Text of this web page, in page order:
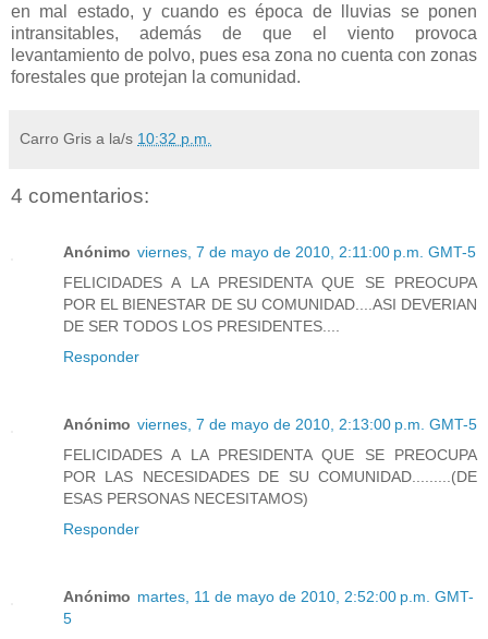
en mal estado, y cuando es época de lluvias se ponen
intransitables, además de que el viento provoca
levantamiento de polvo, pues esa zona no cuenta con zonas
forestales que protejan la comunidad.
Carro Gris a la/s 10:32 p.m.
4 comentarios:
Anónimo viernes, 7 de mayo de 2010, 2:11:00 p.m. GMT-5
FELICIDADES A LA PRESIDENTA QUE SE PREOCUPA
POR EL BIENESTAR DE SU COMUNIDAD....ASI DEVERIAN
DE SER TODOS LOS PRESIDENTES....
Responder
Anónimo viernes, 7 de mayo de 2010, 2:13:00 p.m. GMT-5
FELICIDADES A LA PRESIDENTA QUE SE PREOCUPA
POR LAS NECESIDADES DE SU COMUNIDAD.........(DE
ESAS PERSONAS NECESITAMOS)
Responder
Anónimo martes, 11 de mayo de 2010, 2:52:00 p.m. GMT-
5